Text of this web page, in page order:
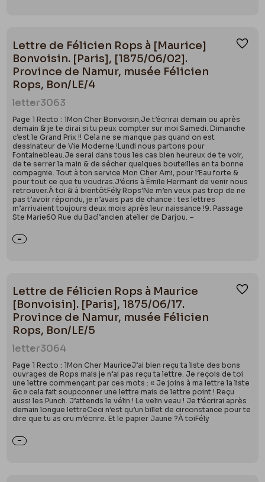
Lettre de Félicien Rops à [Maurice]
Bonvoisin. [Paris], [1875/06/02].
Province de Namur, musée Félicien
Rops, Bon/LE/4
letter3063
Page 1 Recto : 1Mon Cher Bonvoisin,Je t’écrirai demain ou après
demain & je te dirai si tu peux compter sur moi Samedi. Dimanche
c’est le Grand Prix !! Cela ne se manque pas quand on est
dessinateur de Vie Moderne !Lundi nous partons pour
Fontainebleau.Je serai dans tous les cas bien heureux de te voir,
de te serrer la main & de sécher quelques bouteilles en ta bonne
compagnie. Tout à ton service Mon Cher Ami, pour l’Eau forte &
pour tout ce que tu voudras.J’écris à Émile Hermant de venir nous
retrouver.À toi & à bientôtFélÿ Rops’Ne m’en veux pas trop de ne
pas t’avoir répondu, je n’avais pas de chance : tes lettres
m’arrivaient toujours deux mois après leur naissance !9. Passage
Ste Marie60 Rue du Bacl’ancien atelier de Darjou. –
Lettre de Félicien Rops à Maurice
[Bonvoisin]. [Paris], 1875/06/17.
Province de Namur, musée Félicien
Rops, Bon/LE/5
letter3064
Page 1 Recto : 1Mon Cher MauriceJ’ai bien reçu ta liste des bons
ouvrages de Rops mais je n’ai pas reçu ta lettre. Je reçois de toi
une lettre commençant par ces mots : « Je joins à ma lettre la liste
&c » cela fait soupconner une lettre mais de lettre point ! Reçu
aussi les Punch. J’attends le vélin ! Le velin veau ! Je t’écrirai après
demain longue lettreCeci n’est qu’un billet de circonstance pour te
dire que tu as cru m’écrire. Et le papier Jaune ?À toiFély